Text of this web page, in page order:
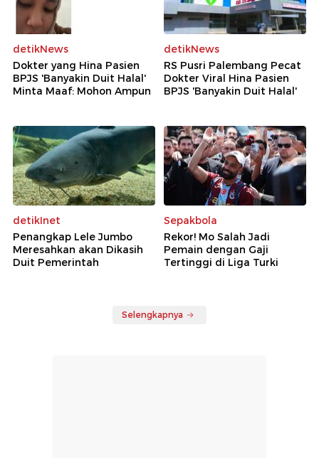
detikNews
Dokter yang Hina Pasien
BPJS 'Banyakin Duit Halal'
Minta Maaf: Mohon Ampun
detikNews
RS Pusri Palembang Pecat
Dokter Viral Hina Pasien
BPJS 'Banyakin Duit Halal'
detikInet
Penangkap Lele Jumbo
Meresahkan akan Dikasih
Duit Pemerintah
Sepakbola
Rekor! Mo Salah Jadi
Pemain dengan Gaji
Tertinggi di Liga Turki
Selengkapnya